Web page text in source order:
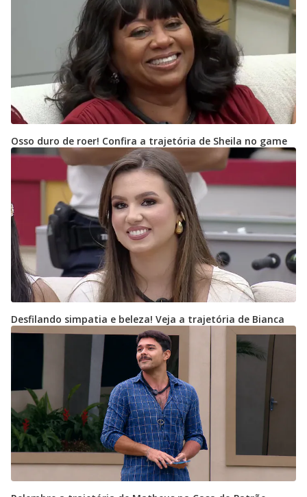
Osso duro de roer! Confira a trajetória de Sheila no game
Desfilando simpatia e beleza! Veja a trajetória de Bianca